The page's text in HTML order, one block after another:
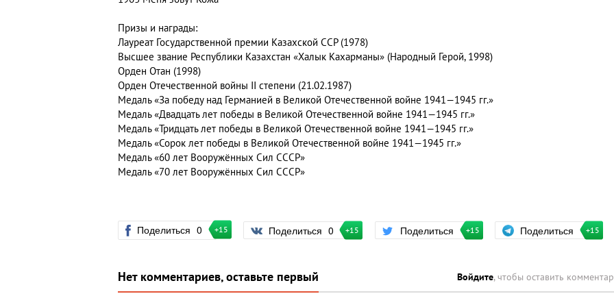
Призы и награды:
Лауреат Государственной премии Казахской ССР (1978)
Высшее звание Республики Казахстан «Халык Кахарманы» (Народный Герой, 1998)
Орден Отан (1998)
Орден Отечественной войны II степени (21.02.1987)
Медаль «За победу над Германией в Великой Отечественной войне 1941—1945 гг.»
Медаль «Двадцать лет победы в Великой Отечественной войне 1941—1945 гг.»
Медаль «Тридцать лет победы в Великой Отечественной войне 1941—1945 гг.»
Медаль «Сорок лет победы в Великой Отечественной войне 1941—1945 гг.»
Медаль «60 лет Вооружённых Сил СССР»
Медаль «70 лет Вооружённых Сил СССР»
Поделиться 0 +15 Поделиться 0 +15 Поделиться +15 Поделиться +15
Нет комментариев, оставьте первый Войдите, чтобы оставить